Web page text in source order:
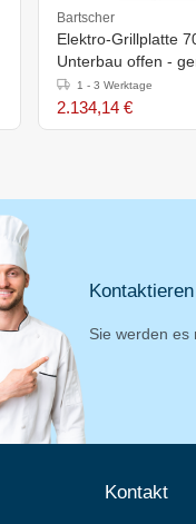
Bartscher
Elektro-Grillplatte
Unterbau offen -
400x700x(h)850-
1 - 3 Werktage
2.134,14 €
Sie werden es
Kontakt